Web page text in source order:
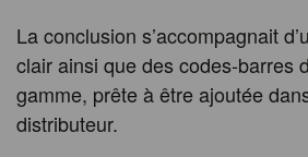
La conclusion s’accompagnait
clair ainsi que des codes-barres
gamme, prête à être ajoutée
distributeur.